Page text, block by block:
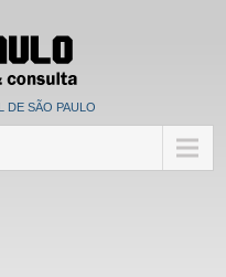
DE SÃO PAULO